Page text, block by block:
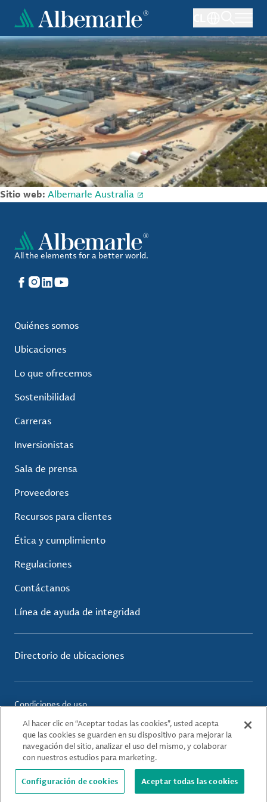
Pasar
contenido
principal
Sitio web: Albemarle Australia
All the elements for a better world.
Facebook
Instagram
LinkedIn
YouTube
Quiénes somos
Ubicaciones
Lo que ofrecemos
Sostenibilidad
Carreras
Inversionistas
Sala de prensa
Proveedores
Recursos para clientes
Ética y cumplimiento
Regulaciones
Contáctanos
Línea de ayuda de integridad
Directorio de ubicaciones
Condiciones de uso
Política de privacidad
Política de cookies
© 2026 Albemarle Corporation. All Rights Reserved.
Al hacer clic en “Aceptar todas las cookies”, usted acepta
que las cookies se guarden en su dispositivo para mejorar la
navegación del sitio, analizar el uso del mismo, y colaborar
con nuestros estudios para marketing.
Configuración de cookies Aceptar todas las cookies